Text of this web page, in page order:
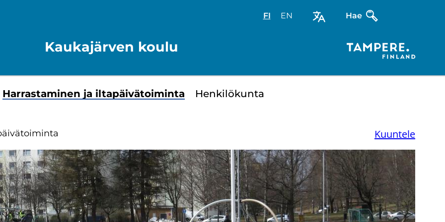
FIValitse
ENSelect
Hae
Kaukajärven koulu
Har­ras­ta­mi­nen ja il­ta­päi­vä­toi­min­ta Hen­ki­lö­kun­ta
Kuuntele